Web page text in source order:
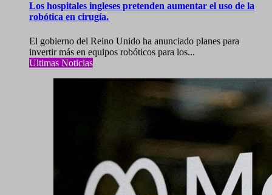
Los hospitales ingleses pretenden aumentar el uso de la
robótica en cirugía.
El gobierno del Reino Unido ha anunciado planes para
invertir más en equipos robóticos para los...
Ultimas Noticias